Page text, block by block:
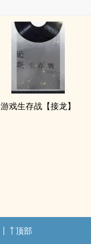
游戏生存战【接龙】
顶部